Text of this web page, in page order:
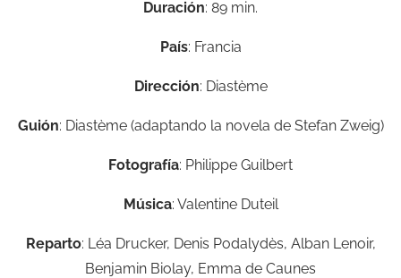
Duración: 89 min.
País: Francia
Dirección: Diastème
Guión: Diastème (adaptando la novela de Stefan Zweig)
Fotografía: Philippe Guilbert
Música: Valentine Duteil
Reparto: Léa Drucker, Denis Podalydès, Alban Lenoir,
Benjamin Biolay, Emma de Caunes